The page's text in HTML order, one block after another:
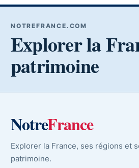
NOTREFRANCE.COM
Explorer la
patrimoine
NotreFrance
Explorer la France, ses régions et
patrimoine.